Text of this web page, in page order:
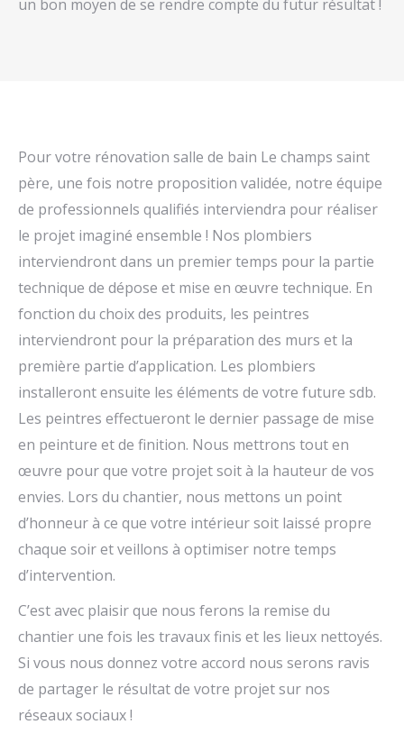
un bon moyen de se rendre compte du futur résultat !
Pour votre rénovation salle de bain Le champs saint
père, une fois notre proposition validée, notre équipe
de professionnels qualifiés interviendra pour réaliser
le projet imaginé ensemble ! Nos plombiers
interviendront dans un premier temps pour la partie
technique de dépose et mise en œuvre technique. En
fonction du choix des produits, les peintres
interviendront pour la préparation des murs et la
première partie d’application. Les plombiers
installeront ensuite les éléments de votre future sdb.
Les peintres effectueront le dernier passage de mise
en peinture et de finition. Nous mettrons tout en
œuvre pour que votre projet soit à la hauteur de vos
envies. Lors du chantier, nous mettons un point
d’honneur à ce que votre intérieur soit laissé propre
chaque soir et veillons à optimiser notre temps
d’intervention.
C’est avec plaisir que nous ferons la remise du
chantier une fois les travaux finis et les lieux nettoyés.
Si vous nous donnez votre accord nous serons ravis
de partager le résultat de votre projet sur nos
réseaux sociaux !